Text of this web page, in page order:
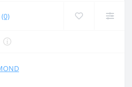
(0)